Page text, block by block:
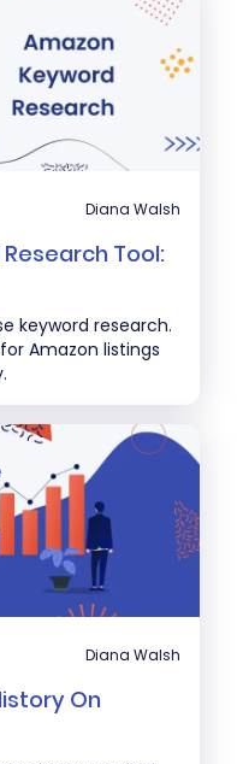
Diana Walsh
Tool:
keyword research.
Amazon listings
Diana Walsh
On